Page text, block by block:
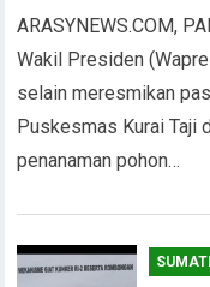
ARASYNEWS.COM,
Wakil Presiden
selain meresmikan
Puskesmas Kurai Taji
penanaman pohon…